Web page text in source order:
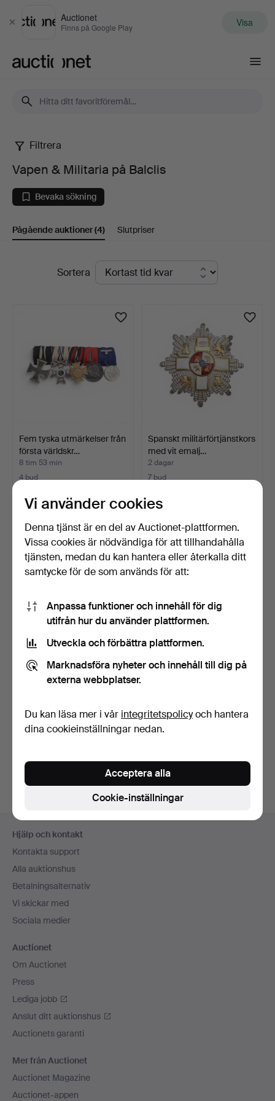
Stäng
Auctionet
Finns på Google Play Visa
Vapen
Militaria
på
Balclis
Filtrera
Vapen & Militaria på Balclis
Bevaka sökning
Pågående auktioner(4) Slutpriser
PågåendeSortera
Fem tyska utmärkelser från
första världskr…
8 tim 53 min
4 bud
Spanskt militärförtjänstkors
med vit emalj…
2 dagar
7 bud
Sju utmärkelser i silver,
emaljerat silver…
2 dagar
Machete med
4 dagar
Bevaka sökning
Sidfotsnavigation
Hjälp och kontakt
Kontakta support
Alla auktionshus
Betalningsalternativ
Vi skickar med
Sociala medier
Auctionet
Om Auctionet
Press
Lediga jobb
Anslut ditt auktionshus
Auctionets garanti
Mer från Auctionet
Auctionet Magazine
Auctionet-appen
Vi använder cookies
Denna tjänst är en del av Auctionet-plattformen.
Vissa cookies är nödvändiga för att tillhandahålla
tjänsten, medan du kan hantera eller återkalla ditt
samtycke för de som används för att:
Anpassa funktioner och innehåll för dig
utifrån hur du använder plattformen.
Utveckla och förbättra plattformen.
Marknadsföra nyheter och innehåll till dig på
externa webbplatser.
Du kan läsa mer i vår integritetspolicyoch hantera
dina cookieinställningar nedan.
Cookie-inställningar
Acceptera alla